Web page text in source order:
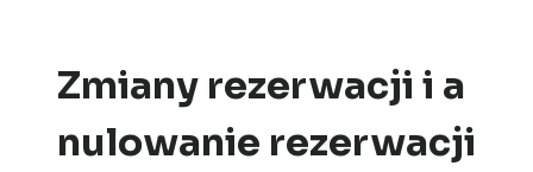
Zmiany rezerwacji i a
nulowanie rezerwacji